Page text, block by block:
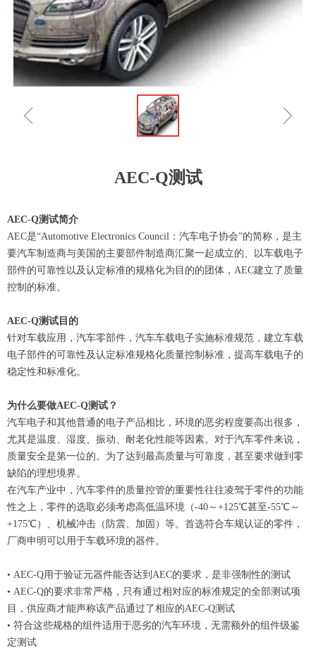
ꁆ ꁇ
AEC-Q测试
AEC-Q测试简介
AEC是“Automotive Electronics Council：汽车电子协会”的简称，是主
要汽车制造商与美国的主要部件制造商汇聚一起成立的、以车载电子
部件的可靠性以及认定标准的规格化为目的的团体，AEC建立了质量
控制的标准。
AEC-Q测试目的
针对车载应用，汽车零部件，汽车车载电子实施标准规范，建立车载
电子部件的可靠性及认定标准规格化质量控制标准，提高车载电子的
稳定性和标准化。
为什么要做AEC-Q测试？
汽车电子和其他普通的电子产品相比，环境的恶劣程度要高出很多，
尤其是温度、湿度、振动、耐老化性能等因素。对于汽车零件来说，
质量安全是第一位的。为了达到最高质量与可靠度，甚至要求做到零
缺陷的理想境界。
在汽车产业中，汽车零件的质量控管的重要性往往凌驾于零件的功能
性之上，零件的选取必须考虑高低温环境（-40～+125℃甚至-55℃～
+175℃）、机械冲击（防震、加固）等。首选符合车规认证的零件，
厂商申明可以用于车载环境的器件。
• AEC-Q用于验证元器件能否达到AEC的要求，是非强制性的测试
• AEC-Q的要求非常严格，只有通过相对应的标准规定的全部测试项
目，供应商才能声称该产品通过了相应的AEC-Q测试
• 符合这些规格的组件适用于恶劣的汽车环境，无需额外的组件级鉴
定测试